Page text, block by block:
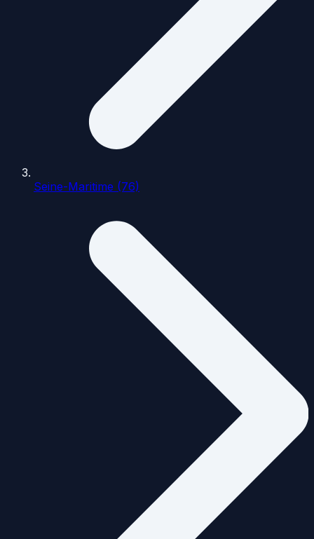
Seine-Maritime (76)